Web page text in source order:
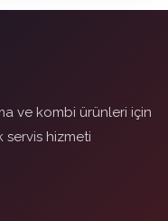
ve kombi ürünleri için
servis hizmeti